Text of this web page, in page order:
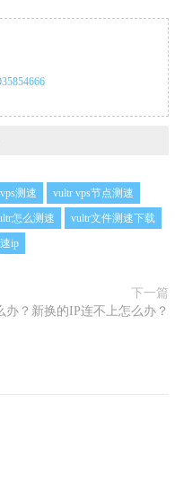
测速
vultr vps节点测速
怎么测速
vultr文件测速下载
ip
下一篇
？新换的IP连不上怎么办？